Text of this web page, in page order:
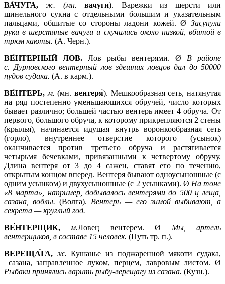
ВА́ЧУГА,ж. (мн.вачуги). Варежки из шерсти или
шинельного сукна с отдельными большим и указательным
пальцами, обшитые со стороны ладони кожей. Ø Засунули
руки в шерстяные вачуги и скучились около низкой, вбитой в
трюм каюты. (А. Черн.).
ВЕ́НТЕРНЫЙ ЛОВ. Лов рыбы вентерями. Ø В районе
с. Дурновского вентерный лов здешних ловцов дал до 50000
пудов судака. (А. в карм.).
ВЕ́НТЕРЬ, м.(мн.вентеря́). Мешкообразная сеть, натянутая
на ряд постепенно уменьшающихся обручей, число которых
бывает различно; большей частью вентерь имеет 4 обруча. От
первого, большого обруча, к которому прикрепляются 2 стены
(крылья), начинается идущая внутрь воронкообразная сеть
(горло), внутреннее отверстие которого (усынок)
оканчивается против третьего обруча и растягивается
четырьмя бечевками, привязанными к четвертому обручу.
Длина вентеря от 3 до 4 сажен, ставят его по течению,
открытым концом вперед. Вентеря бывают одноусыношные (с
одним усынком) и двухусыношные (с 2 усынками). Ø На тоне
«8 марта», например, добывалось вентерями до 500 ц леща,
сазана, воблы.(Волга). Вентерь — его зимой выбивают, а
секрета — круглый год.
ВЕ́НТЕРЩИК, м.Ловец вентерем. Ø Мы, артель
вентерщиков, в составе 15 человек. (Путь тр. п.).
ВЕРЕЩА́ГА, ж.Кушанье из поджаренной мякоти судака,
сазана, заправленное луком, перцем, лавровым листом. Ø
Рыбаки принялись варить рыбу-верещагу из сазана. (Кузн.).